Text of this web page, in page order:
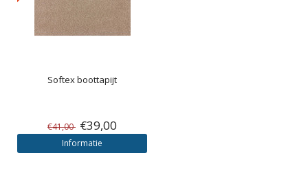
Softex boottapijt
€41,00 €39,00
Informatie